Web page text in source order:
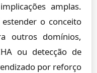
amplas.
o conceito
outros domínios,
ou detecção de
por reforço